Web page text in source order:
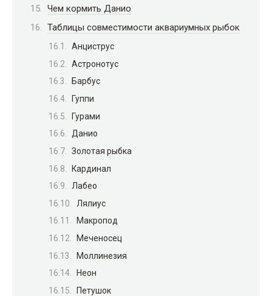
Чем кормить Данио
Таблицы совместимости аквариумных рыбок
Анциструс
Астронотус
Барбус
Гуппи
Гурами
Данио
Золотая рыбка
Кардинал
Лабео
Лялиус
Макропод
Меченосец
Моллинезия
Неон
Петушок